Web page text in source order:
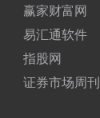
赢家财富网
易汇通软件
指股网
证券市场周刊